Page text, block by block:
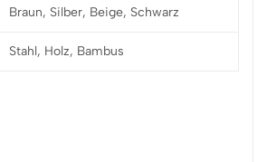
Braun, Silber, Beige, Schwarz
Stahl, Holz, Bambus